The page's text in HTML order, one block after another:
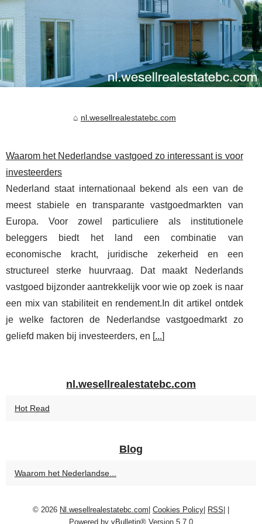
nl.wesellrealestatebc.com
Waarom het Nederlandse vastgoed zo interessant is voor
investeerders
Nederland staat internationaal bekend als een van de
meest stabiele en transparante vastgoedmarkten van
Europa. Voor zowel particuliere als institutionele
beleggers biedt het land een combinatie van
economische kracht, juridische zekerheid en een
structureel sterke huurvraag. Dat maakt Nederlands
vastgoed bijzonder aantrekkelijk voor wie op zoek is naar
een mix van stabiliteit en rendement.In dit artikel ontdek
je welke factoren de Nederlandse vastgoedmarkt zo
geliefd maken bij investeerders, en [...]
nl.wesellrealestatebc.com
Hot Read
Blog
Waarom het Nederlandse...
© 2026 Nl.wesellrealestatebc.com Cookies Policy RSS
Powered by vBulletin® Version 5.7.0